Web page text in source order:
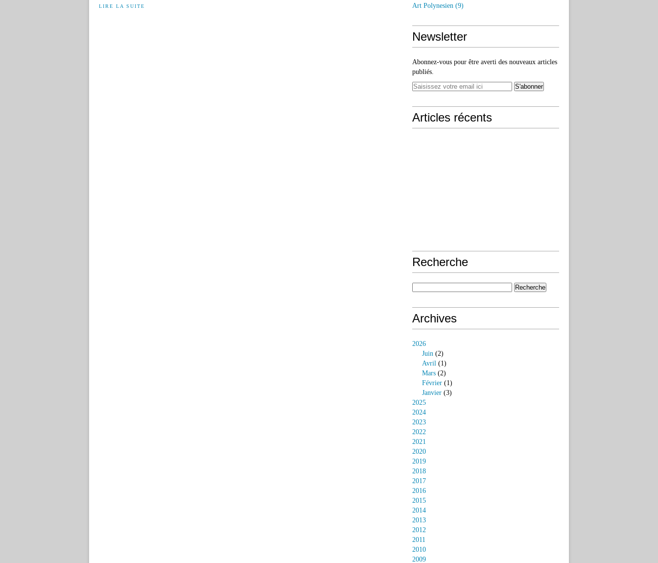
LIRE LA SUITE
Art Polynesien (9)
Newsletter
Abonnez-vous pour être averti des nouveaux articles
publiés.
Articles récents
Recherche
Archives
2026
Juin (2)
Avril (1)
Mars (2)
Février (1)
Janvier (3)
2025
2024
2023
2022
2021
2020
2019
2018
2017
2016
2015
2014
2013
2012
2011
2010
2009